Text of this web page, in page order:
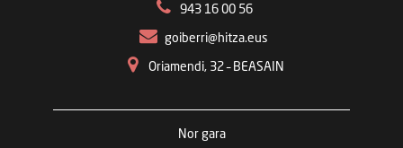
943 16 00 56
goiberri@hitza.eus
Oriamendi, 32 – BEASAIN
Nor gara